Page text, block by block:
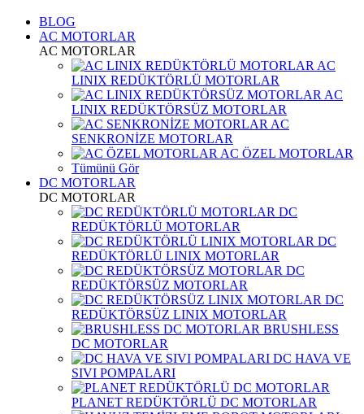
BLOG
AC MOTORLAR
AC MOTORLAR
AC
LINIX REDÜKTÖRLÜ MOTORLAR
AC
LINIX REDÜKTÖRSÜZ MOTORLAR
AC
SENKRONİZE MOTORLAR
AC ÖZEL MOTORLAR
Tümünü Gör
DC MOTORLAR
DC MOTORLAR
DC
REDÜKTÖRLÜ MOTORLAR
DC
REDÜKTÖRLÜ LINIX MOTORLAR
DC
REDÜKTÖRSÜZ MOTORLAR
DC
REDÜKTÖRSÜZ LINIX MOTORLAR
BRUSHLESS
DC MOTORLAR
DC HAVA VE
SIVI POMPALARI
PLANET REDÜKTÖRLÜ DC MOTORLAR